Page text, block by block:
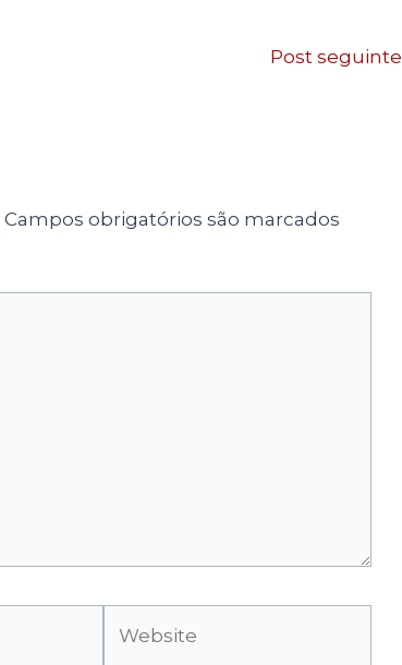
Post seguinte
Campos obrigatórios são marcados